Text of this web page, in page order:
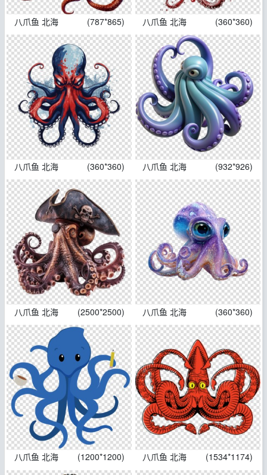
八爪鱼 北海 (787*865) 八爪鱼 北海 (360*360)
八爪鱼 北海 (360*360) 八爪鱼 北海 (932*926)
八爪鱼 北海 (2500*2500) 八爪鱼 北海 (360*360)
八爪鱼 北海 (1200*1200) 八爪鱼 北海 (1534*1174)